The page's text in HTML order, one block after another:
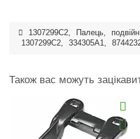
1307299C2, Палець,
1307299C2, 334305A1,
Також вас можуть